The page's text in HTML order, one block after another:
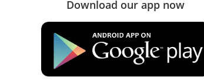
Download our app now